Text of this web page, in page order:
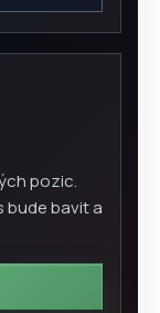
pozic.
bude bavit a